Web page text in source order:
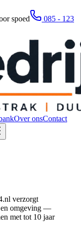
spoed
085 - 123
Over onsContact
verzorgt
en omgeving —
met tot 10 jaar